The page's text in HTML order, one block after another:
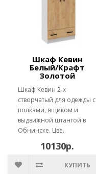
Шкаф Кевин
Белый/Крафт
Золотой
Шкаф Кевин 2-х
створчатый для одежды с
полками, ящиком и
выдвижной штангой в
Обнинске. Цве..
10130р.
КУПИТЬ